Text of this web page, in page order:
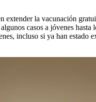
extender la vacunación
casos a jóvenes
incluso si ya han estado